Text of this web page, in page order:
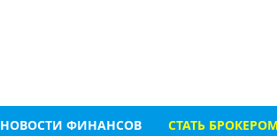
НОВОСТИ ФИНАНСОВ СТАТЬ БРОКЕРОМ